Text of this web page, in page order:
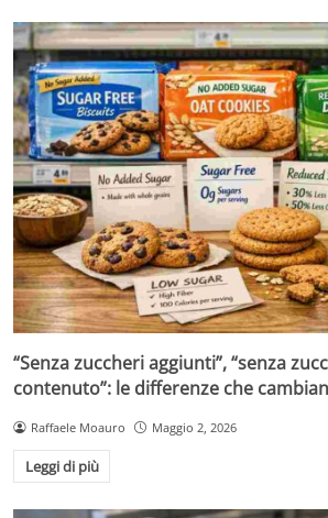
“Senza zuccheri aggiunti”, “senza
contenuto”: le differenze che
Raffaele Moauro Maggio 2, 2026
Leggi di più